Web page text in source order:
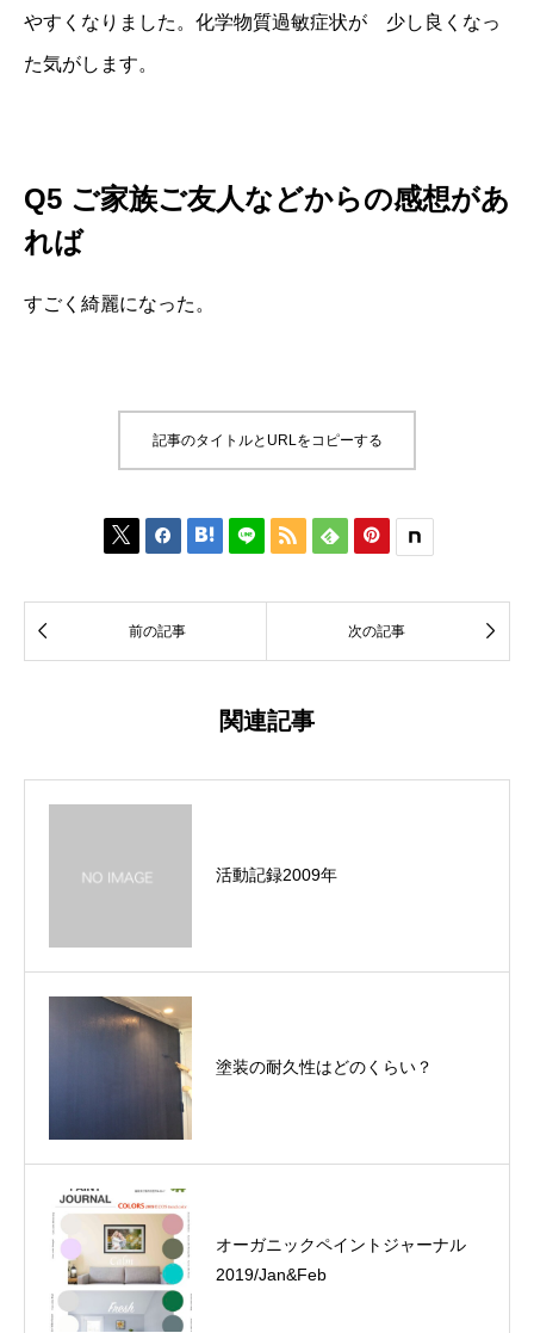
やすくなりました。化学物質過敏症状が 少し良くなっ
た気がします。
Q5 ご家族ご友人などからの感想があ
れば
すごく綺麗になった。
記事のタイトルとURLをコピーする
     
 前の記事 次の記事 
関連記事
活動記録2009年
塗装の耐久性はどのくらい？
オーガニックペイントジャーナル
2019/Jan&Feb